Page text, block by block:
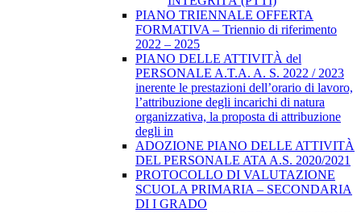
PIANO TRIENNALE OFFERTA
FORMATIVA – Triennio di riferimento
2022 – 2025
PIANO DELLE ATTIVITÀ del
PERSONALE A.T.A. A. S. 2022 / 2023
inerente le prestazioni dell’orario di lavoro,
l’attribuzione degli incarichi di natura
organizzativa, la proposta di attribuzione
degli in
ADOZIONE PIANO DELLE ATTIVITÀ
DEL PERSONALE ATA A.S. 2020/2021
PROTOCOLLO DI VALUTAZIONE
SCUOLA PRIMARIA – SECONDARIA
DI I GRADO